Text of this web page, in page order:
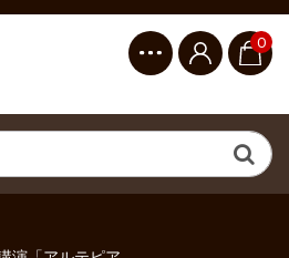
0
散歩 京都・大...
生きた時代－...